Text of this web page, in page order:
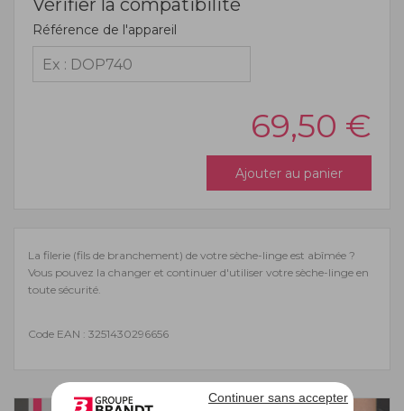
Continuer sans accepter
Vérifier la compatibilité
Référence de l'appareil
69,50 €
Ajouter au panier
La filerie (fils de branchement) de votre sèche-linge est abîmée ?
Vous pouvez la changer et continuer d'utiliser votre sèche-linge en
toute sécurité.
Code EAN : 3251430296656